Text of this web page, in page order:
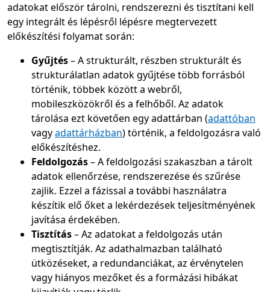
adatokat először tárolni, rendszerezni és tisztítani kell
egy integrált és lépésről lépésre megtervezett
előkészítési folyamat során:
Gyűjtés– A strukturált, részben strukturált és
strukturálatlan adatok gyűjtése több forrásból
történik, többek között a webről,
mobileszközökről és a felhőből. Az adatok
tárolása ezt követően egy adattárban (adattóban
vagyadattárházban) történik, a feldolgozásra való
előkészítéshez.
Feldolgozás– A feldolgozási szakaszban a tárolt
adatok ellenőrzése, rendszerezése és szűrése
zajlik. Ezzel a fázissal a további használatra
készítik elő őket a lekérdezések teljesítményének
javítása érdekében.
Tisztítás– Az adatokat a feldolgozás után
megtisztítják. Az adathalmazban található
ütközéseket, a redundanciákat, az érvénytelen
vagy hiányos mezőket és a formázási hibákat